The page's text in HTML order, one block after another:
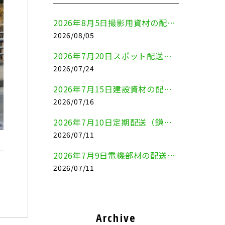
2026年8月5日撮影用資材の配送（鎌倉市⇒港区）
2026/08/05
2026年7月20日スポット配送（横浜市金沢区⇒愛知県豊川市）
2026/07/24
2026年7月15日建設資材の配送（横浜市金沢区⇒横須賀市）
2026/07/16
2026年7月10日定期配送（鎌倉市⇔大田区）
2026/07/11
2026年7月9日電機部材の配送（横浜市戸塚区⇒品川区）
2026/07/11
Archive